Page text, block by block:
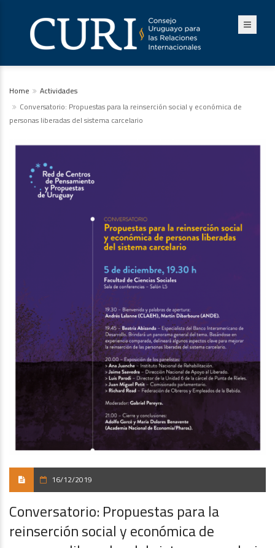
Home
Actividades
Conversatorio: Propuestas para la reinserción social y económica de
personas liberadas del sistema carcelario
16/12/2019
Conversatorio: Propuestas para la
reinserción social y económica de